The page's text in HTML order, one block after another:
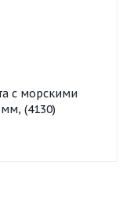
с морскими
(4130)